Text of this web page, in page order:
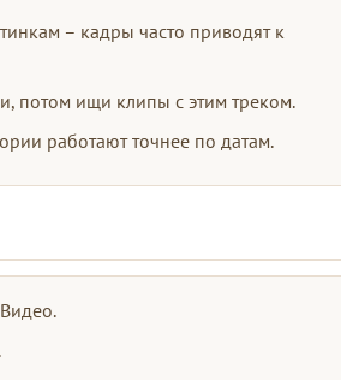
– кадры часто приводят к
потом ищи клипы с этим треком.
работают точнее по датам.